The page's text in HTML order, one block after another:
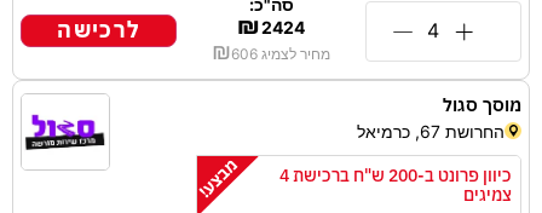
₪2424
מחיר לצמיג ₪606
לרכישה
מוסך סגול
החרושת 67, כרמיאל
כיוון פרונט ב-200 ש"ח ברכישת 4
צמיגים